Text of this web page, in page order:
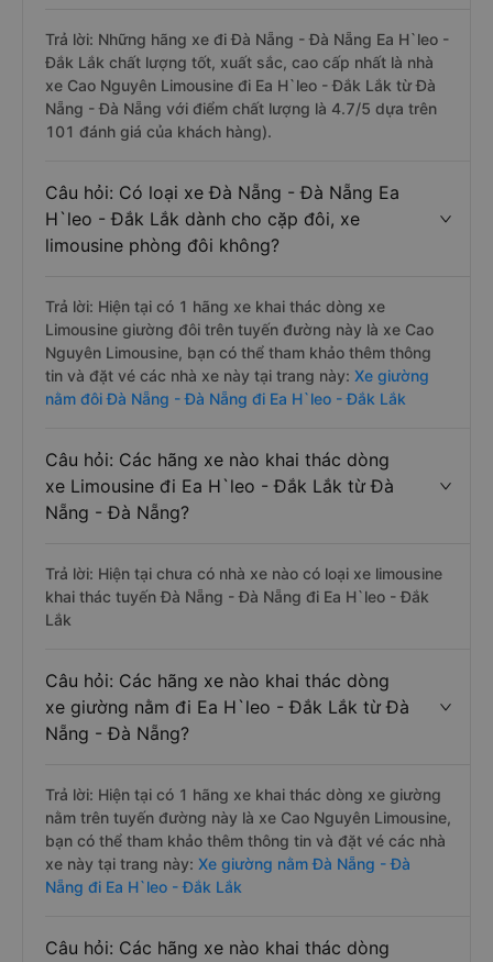
Trả lời: Những hãng xe đi Đà Nẵng - Đà Nẵng Ea H`leo -
Đắk Lắk chất lượng tốt, xuất sắc, cao cấp nhất là nhà
xe Cao Nguyên Limousine đi Ea H`leo - Đắk Lắk từ Đà
Nẵng - Đà Nẵng với điểm chất lượng là 4.7/5 dựa trên
101 đánh giá của khách hàng).
Câu hỏi: Có loại xe Đà Nẵng - Đà Nẵng Ea
H`leo - Đắk Lắk dành cho cặp đôi, xe
limousine phòng đôi không?
Trả lời: Hiện tại có 1 hãng xe khai thác dòng xe
Limousine giường đôi trên tuyến đường này là xe Cao
Nguyên Limousine, bạn có thể tham khảo thêm thông
tin và đặt vé các nhà xe này tại trang này: Xe giường
nằm đôi Đà Nẵng - Đà Nẵng đi Ea H`leo - Đắk Lắk
Câu hỏi: Các hãng xe nào khai thác dòng
xe Limousine đi Ea H`leo - Đắk Lắk từ Đà
Nẵng - Đà Nẵng?
Trả lời: Hiện tại chưa có nhà xe nào có loại xe limousine
khai thác tuyến Đà Nẵng - Đà Nẵng đi Ea H`leo - Đắk
Lắk
Câu hỏi: Các hãng xe nào khai thác dòng
xe giường nằm đi Ea H`leo - Đắk Lắk từ Đà
Nẵng - Đà Nẵng?
Trả lời: Hiện tại có 1 hãng xe khai thác dòng xe giường
nằm trên tuyến đường này là xe Cao Nguyên Limousine,
bạn có thể tham khảo thêm thông tin và đặt vé các nhà
xe này tại trang này: Xe giường nằm Đà Nẵng - Đà
Nẵng đi Ea H`leo - Đắk Lắk
Câu hỏi: Các hãng xe nào khai thác dòng